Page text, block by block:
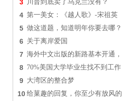
3 川普到底卖了乌克兰没有？
4 第一美女：《越人歌》-宋祖英
5 做这道题，知道明年你要去哪？
6 关于离岸爱国
7 海外中文出版的新路基本开通，
8 70%美国大学毕业生找不到工作
9 大湾区的整合梦
10 给菓趣的回复，你至少有放风的